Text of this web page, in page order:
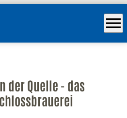
menu
der Quelle - das